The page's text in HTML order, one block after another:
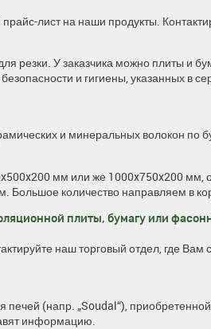
лист на наши продукты.
резки. У заказчика можно плиты и
и гигиены, указанных в
и минеральных волокон по
мм или же 1000x750x200 мм,
количество направляем в
плиты, бумагу или
нашторговый отдел, где Вам
(напр. „Soudal“),
информацию.